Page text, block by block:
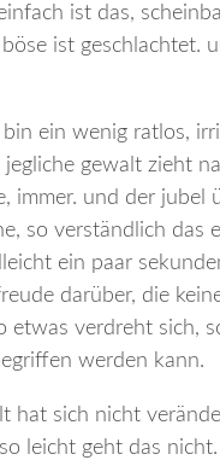
ist das,
böse ist geschlachtet.
bin ein wenig ratlos,
jegliche gewalt zieht
immer. und der jubel
so verständlich das
ein paar
darüber, die
etwas verdreht sich,
werden kann.
hat sich nicht
leicht geht das nicht.